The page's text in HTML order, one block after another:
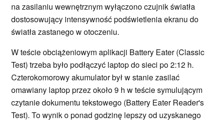
na zasilaniu wewnętrznym wyłączono czujnik światła
dostosowujący intensywność podświetlenia ekranu do
światła zastanego w otoczeniu.
W teście obciążeniowym aplikacji Battery Eater (Classic
Test) trzeba było podłączyć laptop do sieci po 2:12 h.
Czterokomorowy akumulator był w stanie zasilać
omawiany laptop przez około 9 h w teście symulującym
czytanie dokumentu tekstowego (Battery Eater Reader's
Test). To wynik o ponad godzinę lepszy od uzyskanego